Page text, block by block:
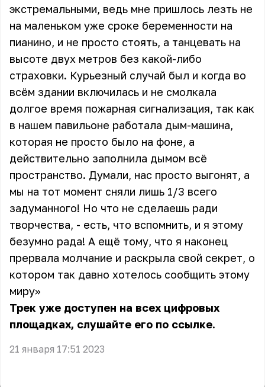
экстремальными, ведь мне пришлось лезть не
на маленьком уже сроке беременности на
пианино, и не просто стоять, а танцевать на
высоте двух метров без какой-либо
страховки. Курьезный случай был и когда во
всём здании включилась и не смолкала
долгое время пожарная сигнализация, так как
в нашем павильоне работала дым-машина,
которая не просто было на фоне, а
действительно заполнила дымом всё
пространство. Думали, нас просто выгонят, а
мы на тот момент сняли лишь 1/3 всего
задуманного! Но что не сделаешь ради
творчества, - есть, что вспомнить, и я этому
безумно рада! А ещё тому, что я наконец
прервала молчание и раскрыла свой секрет, о
котором так давно хотелось сообщить этому
миру»
Трек уже доступен на всех цифровых
площадках, слушайте его по ссылке.
21 января 17:51 2023